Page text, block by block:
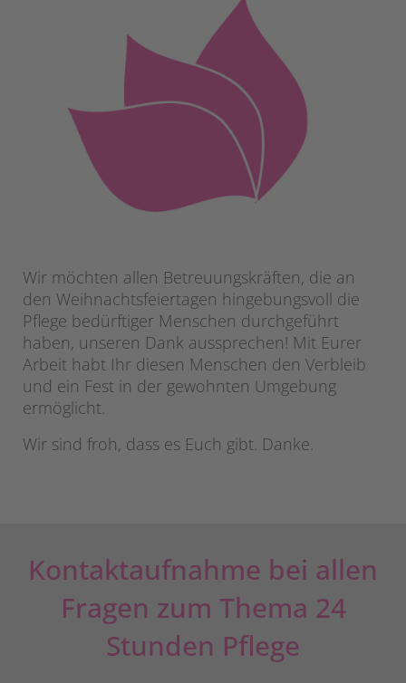
Wir möchten allen Betreuungskräften, die an
den Weihnachtsfeiertagen hingebungsvoll die
Pflege bedürftiger Menschen durchgeführt
haben, unseren Dank aussprechen! Mit Eurer
Arbeit habt Ihr diesen Menschen den Verbleib
und ein Fest in der gewohnten Umgebung
ermöglicht.
Wir sind froh, dass es Euch gibt. Danke.
Kontaktaufnahme bei allen
Fragen zum Thema 24
Stunden Pflege